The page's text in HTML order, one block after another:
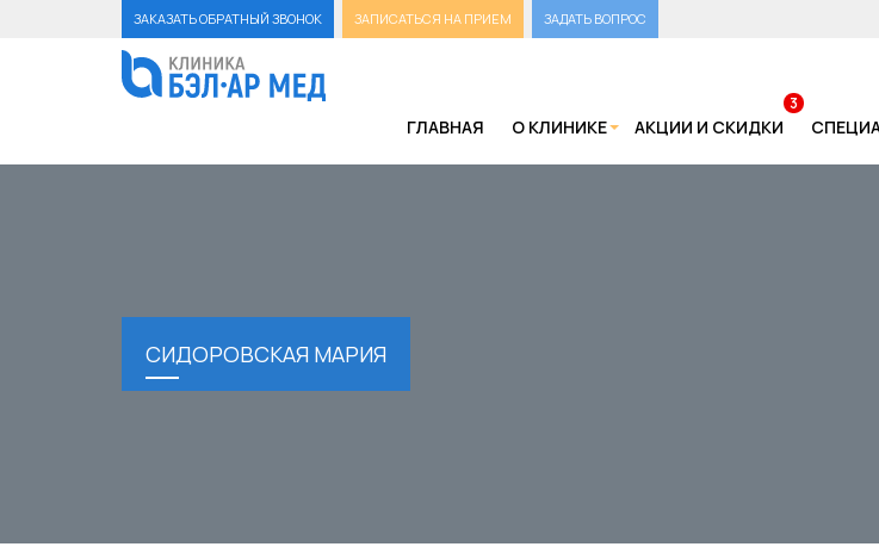
ЗАКАЗАТЬ ОБРАТНЫЙ ЗВОНОК ЗАПИСАТЬСЯ НА ПРИЕМ ЗАДАТЬ ВОПРОС
ГЛАВНАЯ О КЛИНИКЕ АКЦИИ И СКИДКИ
3
СИДОРОВСКАЯ МАРИЯ